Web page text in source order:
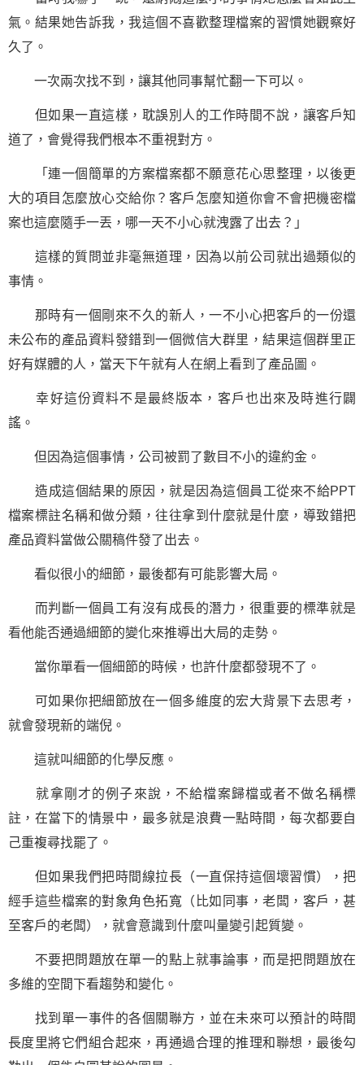
氣。結果她告訴我，我這個不喜歡整理檔案的習慣她觀察好
久了。
一次兩次找不到，讓其他同事幫忙翻一下可以。
但如果一直這樣，耽誤別人的工作時間不說，讓客戶知
道了，會覺得我們根本不重視對方。
「連一個簡單的方案檔案都不願意花心思整理，以後更
大的項目怎麼放心交給你？客戶怎麼知道你會不會把機密檔
案也這麼隨手一丟，哪一天不小心就洩露了出去？」
這樣的質問並非毫無道理，因為以前公司就出過類似的
事情。
那時有一個剛來不久的新人，一不小心把客戶的一份還
未公布的產品資料發錯到一個微信大群里，結果這個群里正
好有媒體的人，當天下午就有人在網上看到了產品圖。
幸好這份資料不是最終版本，客戶也出來及時進行闢
謠。
但因為這個事情，公司被罰了數目不小的違約金。
造成這個結果的原因，就是因為這個員工從來不給PPT
檔案標註名稱和做分類，往往拿到什麼就是什麼，導致錯把
產品資料當做公關稿件發了出去。
看似很小的細節，最後都有可能影響大局。
而判斷一個員工有沒有成長的潛力，很重要的標準就是
看他能否通過細節的變化來推導出大局的走勢。
當你單看一個細節的時候，也許什麼都發現不了。
可如果你把細節放在一個多維度的宏大背景下去思考，
就會發現新的端倪。
這就叫細節的化學反應。
就拿剛才的例子來說，不給檔案歸檔或者不做名稱標
註，在當下的情景中，最多就是浪費一點時間，每次都要自
己重複尋找罷了。
但如果我們把時間線拉長（一直保持這個壞習慣），把
經手這些檔案的對象角色拓寬（比如同事，老闆，客戶，甚
至客戶的老闆），就會意識到什麼叫量變引起質變。
不要把問題放在單一的點上就事論事，而是把問題放在
多維的空間下看趨勢和變化。
找到單一事件的各個關聯方，並在未來可以預計的時間
長度里將它們組合起來，再通過合理的推理和聯想，最後勾